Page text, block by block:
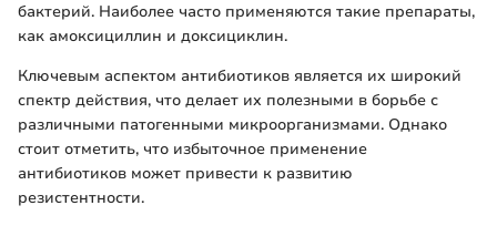
бактерий. Наиболее часто применяются такие препараты,
как амоксициллин и доксициклин.
Ключевым аспектом антибиотиков является их широкий
спектр действия, что делает их полезными в борьбе с
различными патогенными микроорганизмами. Однако
стоит отметить, что избыточное применение
антибиотиков может привести к развитию
резистентности.